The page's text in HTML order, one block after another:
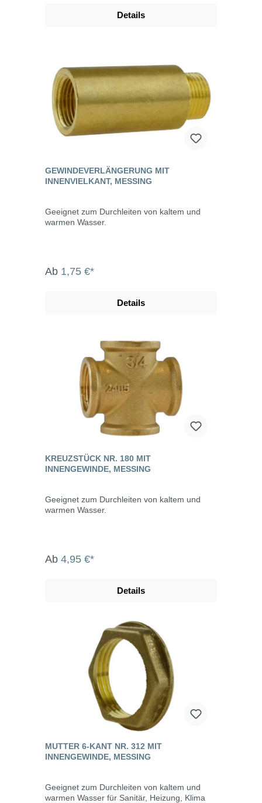
Details
GEWINDEVERLÄNGERUNG MIT
INNENVIELKANT, MESSING
Geeignet zum Durchleiten von kaltem und
warmen Wasser.
Ab 1,75 €*
Details
KREUZSTÜCK NR. 180 MIT
INNENGEWINDE, MESSING
Geeignet zum Durchleiten von kaltem und
warmen Wasser.
Ab 4,95 €*
Details
MUTTER 6-KANT NR. 312 MIT
INNENGEWINDE, MESSING
Geeignet zum Durchleiten von kaltem und
warmen Wasser für Sanitär, Heizung, Klima